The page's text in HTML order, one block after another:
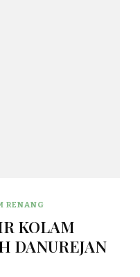
RENANG
KOLAM
DANUREJAN